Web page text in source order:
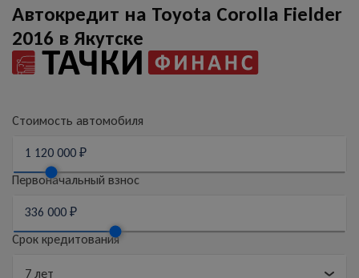
Автокредит на Toyota Corolla Fielder
2016 в Якутске
Стоимость автомобиля
Первоначальный взнос
Срок кредитования